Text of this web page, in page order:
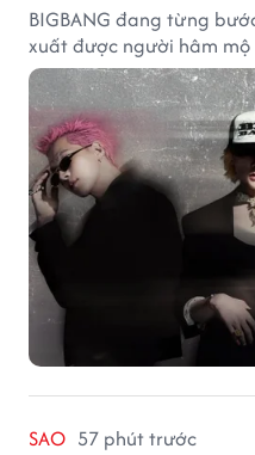
BIGBANG đang từng
xuất được người hâm
SAO 57 phút trước